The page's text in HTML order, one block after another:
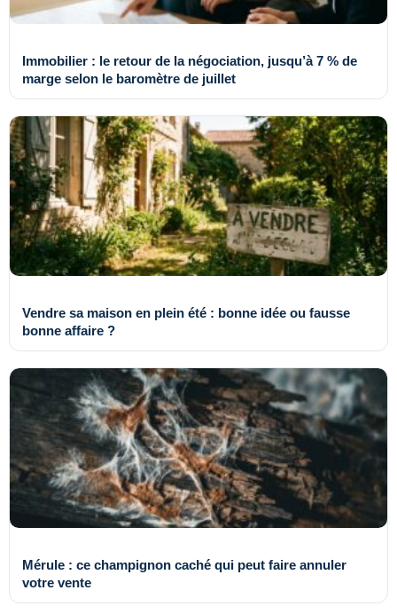
Immobilier : le retour de la négociation, jusqu’à 7 % de
marge selon le baromètre de juillet
Vendre sa maison en plein été : bonne idée ou fausse
bonne affaire ?
Mérule : ce champignon caché qui peut faire annuler
votre vente